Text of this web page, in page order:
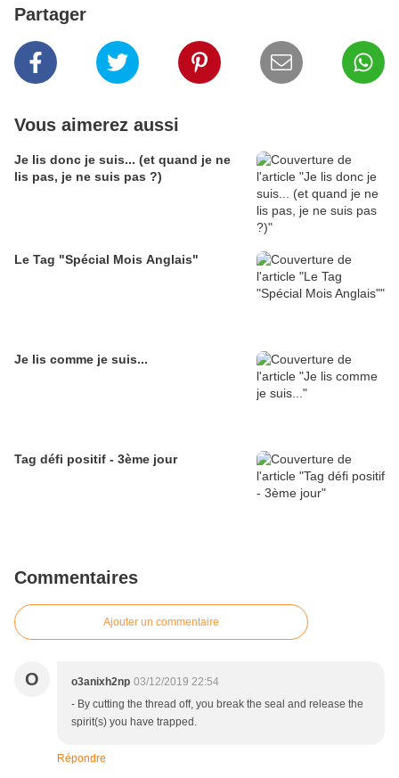
Partager
Vous aimerez aussi
Je lis donc je suis... (et quand je ne
lis pas, je ne suis pas ?)
Le Tag "Spécial Mois Anglais"
Je lis comme je suis...
Tag défi positif - 3ème jour
Commentaires
Ajouter un commentaire
O o3anixh2np 03/12/2019 22:54
- By cutting the thread off, you break the seal and release the
spirit(s) you have trapped.
Répondre